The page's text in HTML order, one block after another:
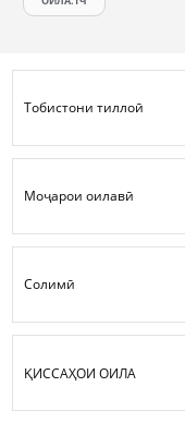
Тобистони тиллоӣ
Моҷарои оилавӣ
Солимӣ
ҚИССАҲОИ ОИЛА